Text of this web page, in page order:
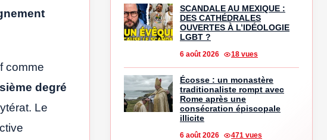
comme
degré
Le
SCANDALE AU MEXIQUE :
DES CATHÉDRALES
OUVERTES À L’IDÉOLOGIE
LGBT ?
6 août 2026 18 vues
Écosse : un monastère
traditionaliste rompt avec
Rome après une
consécration épiscopale
illicite
6 août 2026 471 vues